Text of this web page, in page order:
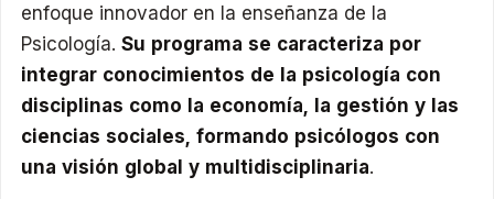
enfoque innovador en la enseñanza de la
Psicología.Su programa se caracteriza por
integrar conocimientos de la psicología con
disciplinas como la economía, la gestión y las
ciencias sociales, formando psicólogos con
una visión global y multidisciplinaria.